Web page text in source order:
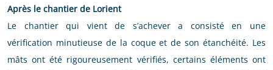
Après le chantier de Lorient
Le chantier qui vient de s’achever a consisté en une
vérification minutieuse de la coque et de son étanchéité. Les
mâts ont été rigoureusement vérifiés, certains éléments ont